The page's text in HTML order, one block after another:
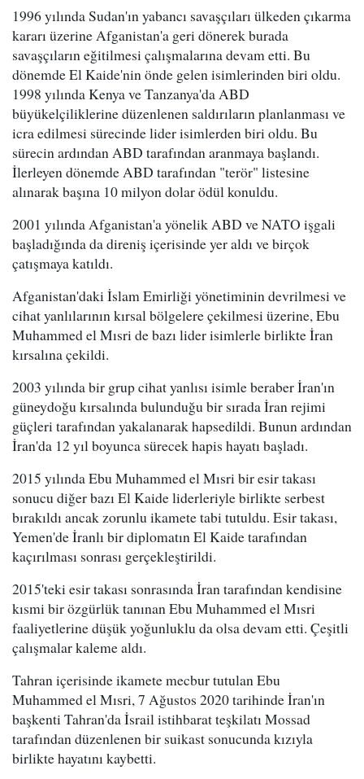
1996 yılında Sudan'ın yabancı savaşçıları ülkeden çıkarma
kararı üzerine Afganistan'a geri dönerek burada
savaşçıların eğitilmesi çalışmalarına devam etti. Bu
dönemde El Kaide'nin önde gelen isimlerinden biri oldu.
1998 yılında Kenya ve Tanzanya'da ABD
büyükelçiliklerine düzenlenen saldırıların planlanması ve
icra edilmesi sürecinde lider isimlerden biri oldu. Bu
sürecin ardından ABD tarafından aranmaya başlandı.
İlerleyen dönemde ABD tarafından "terör" listesine
alınarak başına 10 milyon dolar ödül konuldu.
2001 yılında Afganistan'a yönelik ABD ve NATO işgali
başladığında da direniş içerisinde yer aldı ve birçok
çatışmaya katıldı.
Afganistan'daki İslam Emirliği yönetiminin devrilmesi ve
cihat yanlılarının kırsal bölgelere çekilmesi üzerine, Ebu
Muhammed el Mısri de bazı lider isimlerle birlikte İran
kırsalına çekildi.
2003 yılında bir grup cihat yanlısı isimle beraber İran'ın
güneydoğu kırsalında bulunduğu bir sırada İran rejimi
güçleri tarafından yakalanarak hapsedildi. Bunun ardından
İran'da 12 yıl boyunca sürecek hapis hayatı başladı.
2015 yılında Ebu Muhammed el Mısri bir esir takası
sonucu diğer bazı El Kaide liderleriyle birlikte serbest
bırakıldı ancak zorunlu ikamete tabi tutuldu. Esir takası,
Yemen'de İranlı bir diplomatın El Kaide tarafından
kaçırılması sonrası gerçekleştirildi.
2015'teki esir takası sonrasında İran tarafından kendisine
kısmi bir özgürlük tanınan Ebu Muhammed el Mısri
faaliyetlerine düşük yoğunluklu da olsa devam etti. Çeşitli
çalışmalar kaleme aldı.
Tahran içerisinde ikamete mecbur tutulan Ebu
Muhammed el Mısri, 7 Ağustos 2020 tarihinde İran'ın
başkenti Tahran'da İsrail istihbarat teşkilatı Mossad
tarafından düzenlenen bir suikast sonucunda kızıyla
birlikte hayatını kaybetti.